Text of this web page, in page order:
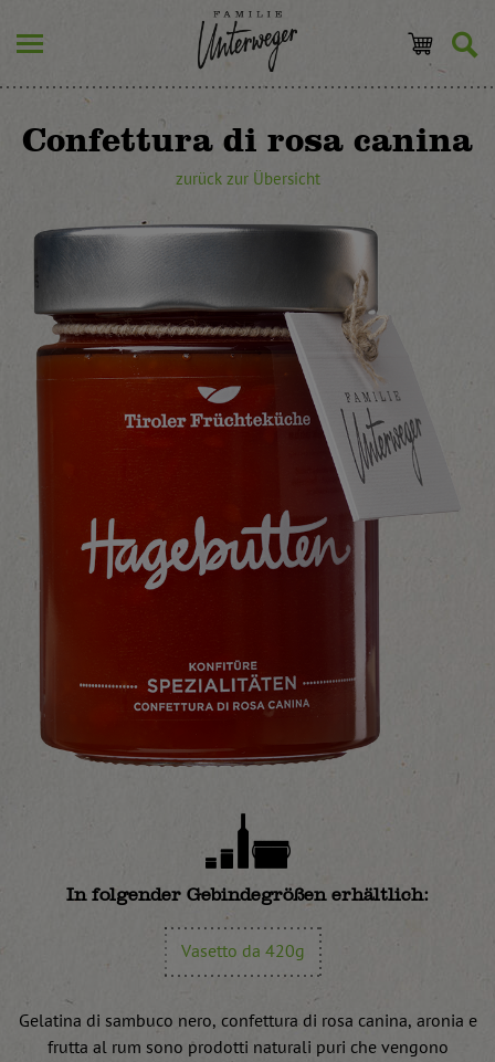
Confettura di rosa canina
zurück zur Übersicht
In folgender Gebindegrößen erhältlich:
Vasetto da 420g
Gelatina di sambuco nero, confettura di rosa canina, aronia e
frutta al rum sono prodotti naturali puri che vengono